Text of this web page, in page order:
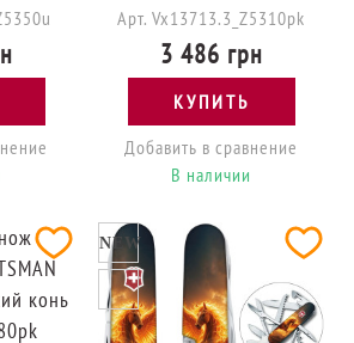
Арт. Vx13713.3_Z5310pk
3 486 грн
КУПИТЬ
Добавить в сравнение
В наличии
NEW